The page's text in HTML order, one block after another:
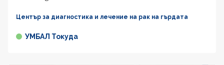
Център за диагностика и лечение на рак на гърдата
УМБАЛ Токуда